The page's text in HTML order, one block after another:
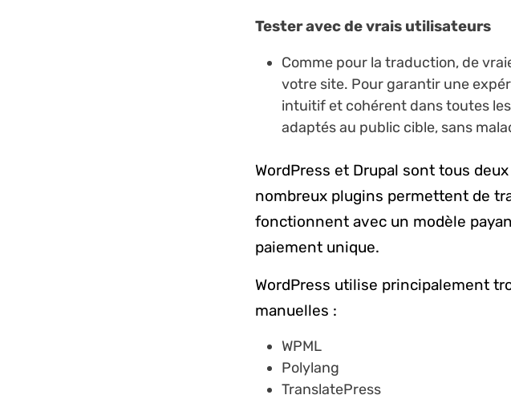
Tester avec de vrais utilisateurs
Comme pour la traduction, de
votre site. Pour garantir une
intuitif et cohérent dans toutes
adaptés au public cible, sans
WordPress et Drupal sont tous
nombreux plugins permettent de
fonctionnent avec un modèle
paiement unique.
WordPress utilise principalement
manuelles :
WPML
Polylang
TranslatePress